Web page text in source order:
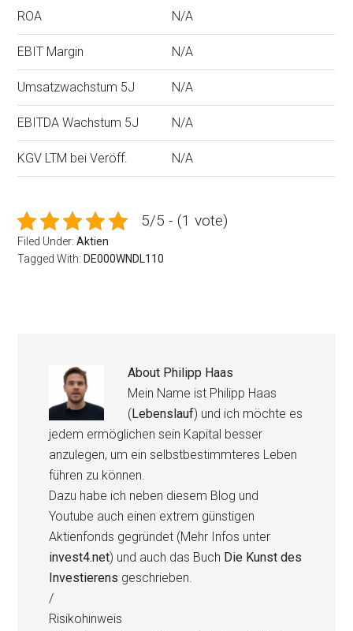
ROA N/A
EBIT Margin N/A
Umsatzwachstum 5J N/A
EBITDA Wachstum 5J N/A
KGV LTM bei Veröff. N/A
5/5 - (1 vote)
Filed Under:Aktien
Tagged With: DE000WNDL110
About Philipp Haas
Mein Name ist Philipp Haas
(Lebenslauf) und ich möchte es
jedem ermöglichen sein Kapital besser
anzulegen, um ein selbstbestimmteres Leben
führen zu können.
Dazu habe ich neben diesem Blog und
Youtube auch einen extrem günstigen
Aktienfonds gegründet (Mehr Infos unter
invest4.net) und auch das Buch Die Kunst des
Investierens geschrieben.
/
Risikohinweis